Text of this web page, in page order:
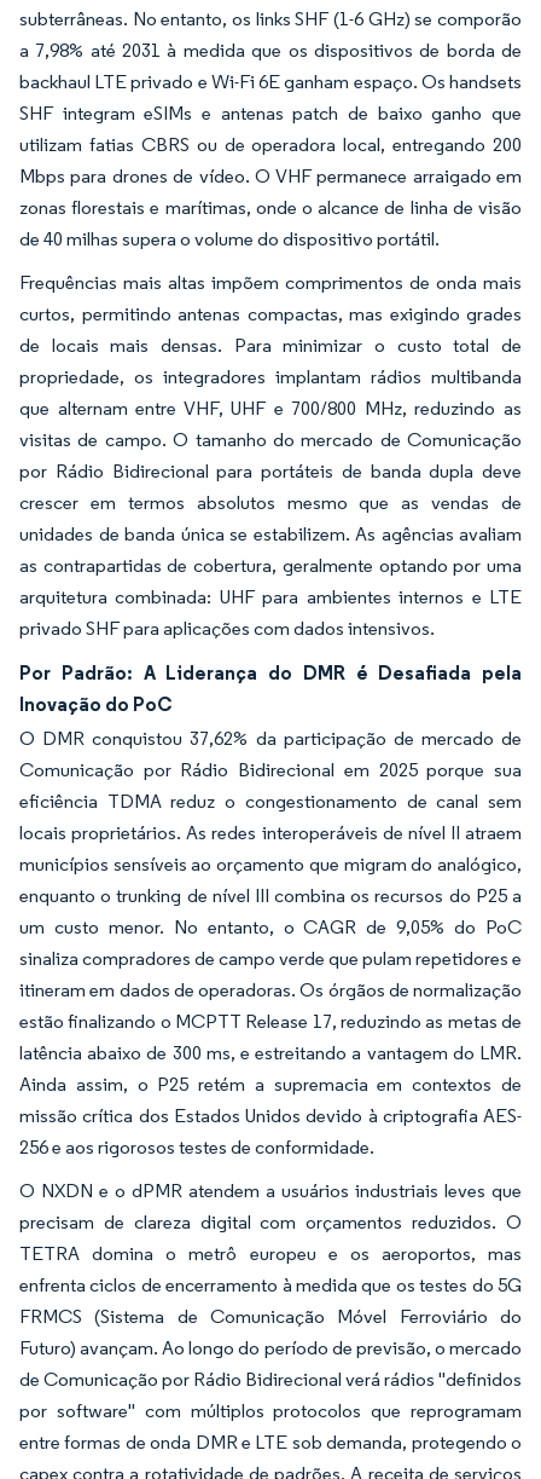
subterrâneas. No entanto, os links SHF (1-6 GHz) se comporão
a 7,98% até 2031 à medida que os dispositivos de borda de
backhaul LTE privado e Wi-Fi 6E ganham espaço. Os handsets
SHF integram eSIMs e antenas patch de baixo ganho que
utilizam fatias CBRS ou de operadora local, entregando 200
Mbps para drones de vídeo. O VHF permanece arraigado em
zonas florestais e marítimas, onde o alcance de linha de visão
de 40 milhas supera o volume do dispositivo portátil.
Frequências mais altas impõem comprimentos de onda mais
curtos, permitindo antenas compactas, mas exigindo grades
de locais mais densas. Para minimizar o custo total de
propriedade, os integradores implantam rádios multibanda
que alternam entre VHF, UHF e 700/800 MHz, reduzindo as
visitas de campo. O tamanho do mercado de Comunicação
por Rádio Bidirecional para portáteis de banda dupla deve
crescer em termos absolutos mesmo que as vendas de
unidades de banda única se estabilizem. As agências avaliam
as contrapartidas de cobertura, geralmente optando por uma
arquitetura combinada: UHF para ambientes internos e LTE
privado SHF para aplicações com dados intensivos.
Por Padrão: A Liderança do DMR é Desafiada pela
Inovação do PoC
O DMR conquistou 37,62% da participação de mercado de
Comunicação por Rádio Bidirecional em 2025 porque sua
eficiência TDMA reduz o congestionamento de canal sem
locais proprietários. As redes interoperáveis de nível II atraem
municípios sensíveis ao orçamento que migram do analógico,
enquanto o trunking de nível III combina os recursos do P25 a
um custo menor. No entanto, o CAGR de 9,05% do PoC
sinaliza compradores de campo verde que pulam repetidores e
itineram em dados de operadoras. Os órgãos de normalização
estão finalizando o MCPTT Release 17, reduzindo as metas de
latência abaixo de 300 ms, e estreitando a vantagem do LMR.
Ainda assim, o P25 retém a supremacia em contextos de
missão crítica dos Estados Unidos devido à criptografia AES-
256 e aos rigorosos testes de conformidade.
O NXDN e o dPMR atendem a usuários industriais leves que
precisam de clareza digital com orçamentos reduzidos. O
TETRA domina o metrô europeu e os aeroportos, mas
enfrenta ciclos de encerramento à medida que os testes do 5G
FRMCS (Sistema de Comunicação Móvel Ferroviário do
Futuro) avançam. Ao longo do período de previsão, o mercado
de Comunicação por Rádio Bidirecional verá rádios "definidos
por software" com múltiplos protocolos que reprogramam
entre formas de onda DMR e LTE sob demanda, protegendo o
capex contra a rotatividade de padrões. A receita de serviços